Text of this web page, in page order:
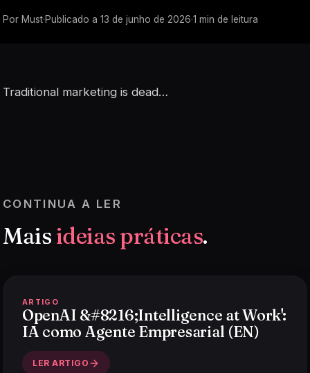
Por Must·Publicado a 13 de junho de 2026·1 min de leitura
Traditional marketing is dead…
CONTINUA A LER
Mais ideias práticas.
ARTIGO
OpenAI &#8216;Intelligence at Work':
IA como Agente Empresarial (EN)
LER ARTIGO